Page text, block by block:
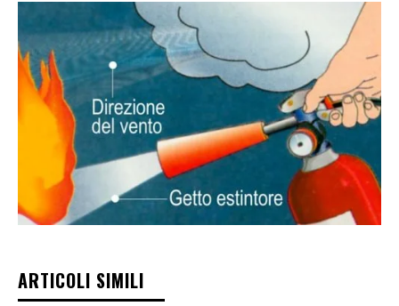
ARTICOLI SIMILI